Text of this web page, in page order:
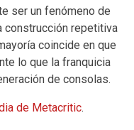
ser un fenómeno de
construcción repetitiva
coincide en que
lo que la franquicia
de consolas.
de Metacritic.